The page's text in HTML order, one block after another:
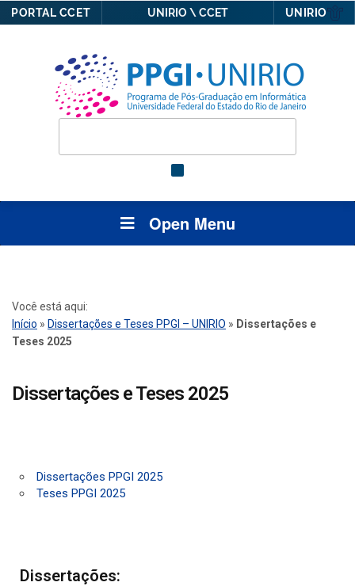
PORTAL CCET UNIRIO \ CCET UNIRIO
Open Menu
Você está aqui:
Início » Dissertações e Teses PPGI – UNIRIO » Dissertações e
Teses 2025
Dissertações e Teses 2025
Dissertações PPGI 2025
Teses PPGI 2025
Dissertações: